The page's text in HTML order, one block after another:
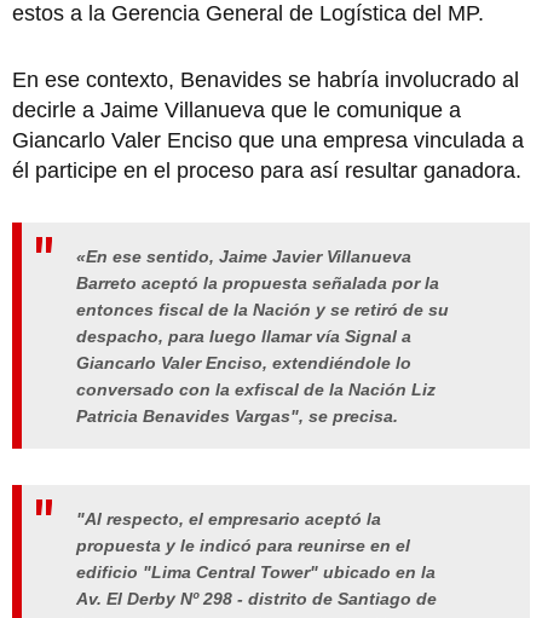
estos a la Gerencia General de Logística del MP.
En ese contexto, Benavides se habría involucrado al
decirle a Jaime Villanueva que le comunique a
Giancarlo Valer Enciso que una empresa vinculada a
él participe en el proceso para así resultar ganadora.
«En ese sentido, Jaime Javier Villanueva
Barreto aceptó la propuesta señalada por la
entonces fiscal de la Nación y se retiró de su
despacho, para luego llamar vía Signal a
Giancarlo Valer Enciso, extendiéndole lo
conversado con la exfiscal de la Nación Liz
Patricia Benavides Vargas", se precisa.
"Al respecto, el empresario aceptó la
propuesta y le indicó para reunirse en el
edificio "Lima Central Tower" ubicado en la
Av. El Derby Nº 298 - distrito de Santiago de